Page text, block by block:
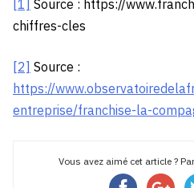
[1] Source : https://
chiffres-cles
[2] Source :
https://
entreprise/franchise-la-
Vous avez aimé cet article ?